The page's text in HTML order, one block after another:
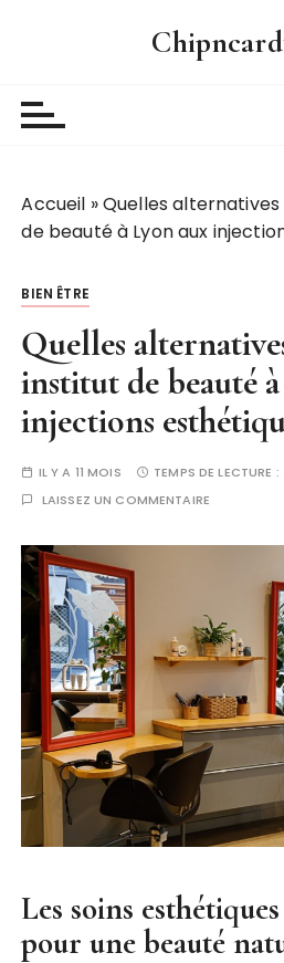
Accueil »Quelles
de beauté à Lyon aux
BIEN ÊTRE
Quelles
institut de beauté
injections
IL Y A 11 MOIS TEMPS DE LECTURE :
LAISSEZ UN COMMENTAIRE
Les soins
pour une beauté